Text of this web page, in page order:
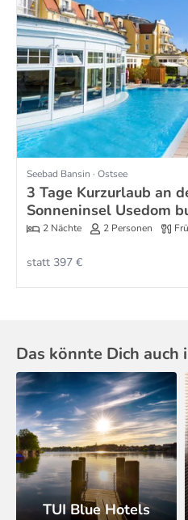
Seebad Bansin · Ostsee
3 Tage Kurzurlaub an
Sonneninsel Usedom
2 Nächte 2 Personen
statt 397 €
Das könnte Dich auch
TUI Blue Hotels